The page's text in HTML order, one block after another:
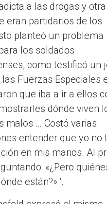
a las drogas y
eran partidarios de los
planteó un problema
los soldados
como testificó un
Fuerzas Especiales
que iba a ir a ellos
dónde viven
malos … Costó varias
entender que yo no
en mis manos. Al
«¿Pero
están?» ‘.